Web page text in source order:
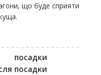
що буде сприяти
посадки